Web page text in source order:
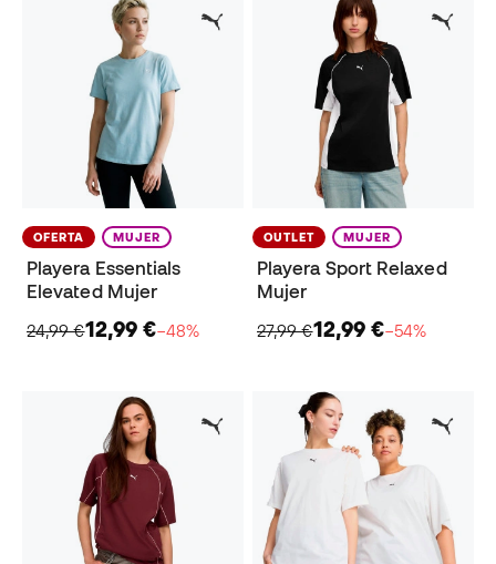
OFERTA MUJER
Playera Essentials
Elevated Mujer
24,99 €12,99 €−48%
OUTLET MUJER
Playera Sport Relaxed
Mujer
27,99 €12,99 €−54%